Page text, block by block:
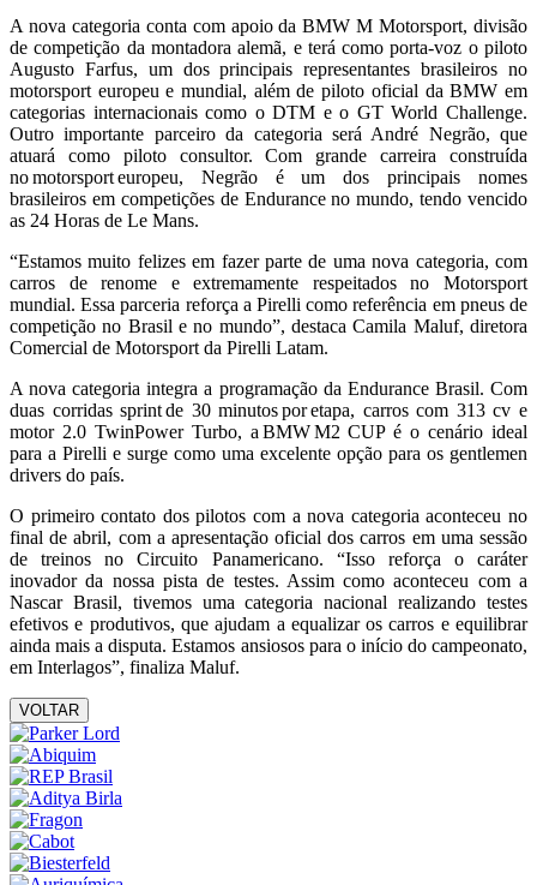
A nova categoria conta com apoio da BMW M Motorsport, divisão
de competição da montadora alemã, e terá como porta-voz o piloto
Augusto Farfus, um dos principais representantes brasileiros no
motorsport europeu e mundial, além de piloto oficial da BMW em
categorias internacionais como o DTM e o GT World Challenge.
Outro importante parceiro da categoria será André Negrão, que
atuará como piloto consultor. Com grande carreira construída
no motorsport europeu, Negrão é um dos principais nomes
brasileiros em competições de Endurance no mundo, tendo vencido
as 24 Horas de Le Mans.
“Estamos muito felizes em fazer parte de uma nova categoria, com
carros de renome e extremamente respeitados no Motorsport
mundial. Essa parceria reforça a Pirelli como referência em pneus de
competição no Brasil e no mundo”, destaca Camila Maluf, diretora
Comercial de Motorsport da Pirelli Latam.
A nova categoria integra a programação da Endurance Brasil. Com
duas corridas sprint de 30 minutos por etapa, carros com 313 cv e
motor 2.0 TwinPower Turbo, a BMW M2 CUP é o cenário ideal
para a Pirelli e surge como uma excelente opção para os gentlemen
drivers do país.
O primeiro contato dos pilotos com a nova categoria aconteceu no
final de abril, com a apresentação oficial dos carros em uma sessão
de treinos no Circuito Panamericano. “Isso reforça o caráter
inovador da nossa pista de testes. Assim como aconteceu com a
Nascar Brasil, tivemos uma categoria nacional realizando testes
efetivos e produtivos, que ajudam a equalizar os carros e equilibrar
ainda mais a disputa. Estamos ansiosos para o início do campeonato,
em Interlagos”, finaliza Maluf.
VOLTAR